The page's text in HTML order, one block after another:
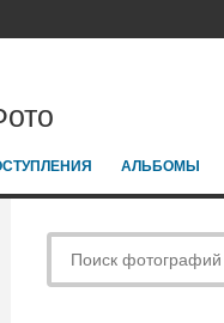
АЛЬБОМЫ